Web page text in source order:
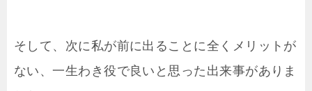
そして、次に私が前に出ることに全くメリットが
ない、一生わき役で良いと思った出来事がありま